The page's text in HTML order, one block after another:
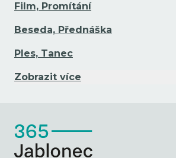
Film, Promítání
Beseda, Přednáška
Ples, Tanec
Zobrazit více